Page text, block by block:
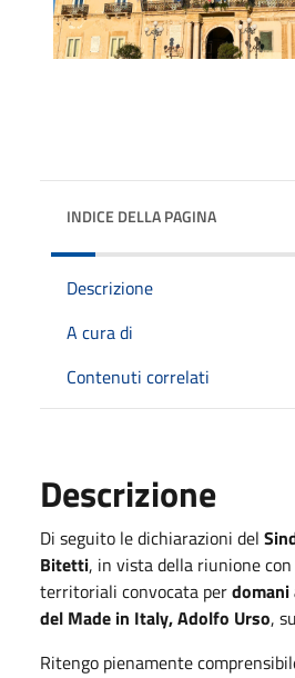
INDICE DELLA PAGINA
Descrizione
A cura di
Contenuti correlati
Descrizione
Di seguito le dichiarazioni del
Bitetti, in vista della riunione
territoriali convocata perdomani
del Made in Italy, Adolfo Urso,
Ritengo pienamente